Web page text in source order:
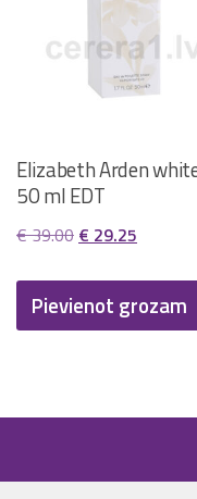
Elizabeth Arden
50 ml EDT
€39.00 Original
was:
€ 39.00.
€ 29.25
is:
€ 29.25.
Pievienot grozam